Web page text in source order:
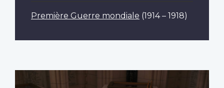
Première Guerre mondiale (1914 – 1918)